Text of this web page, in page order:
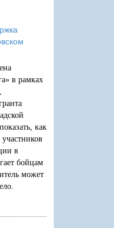
в рамках
как
в
бойцам
может